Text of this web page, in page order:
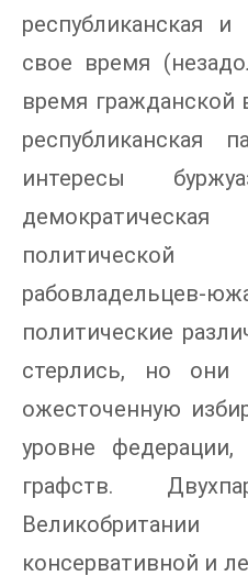
республиканская
свое время
время гражданской
республиканская
интересы
политические
стерлись, но они
ожесточенную
уровне
графств.
консервативной и